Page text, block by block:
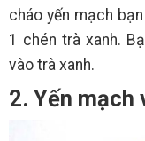
cháo yến mạch
1 chén trà xanh.
vào trà xanh.
2. Yến mạch